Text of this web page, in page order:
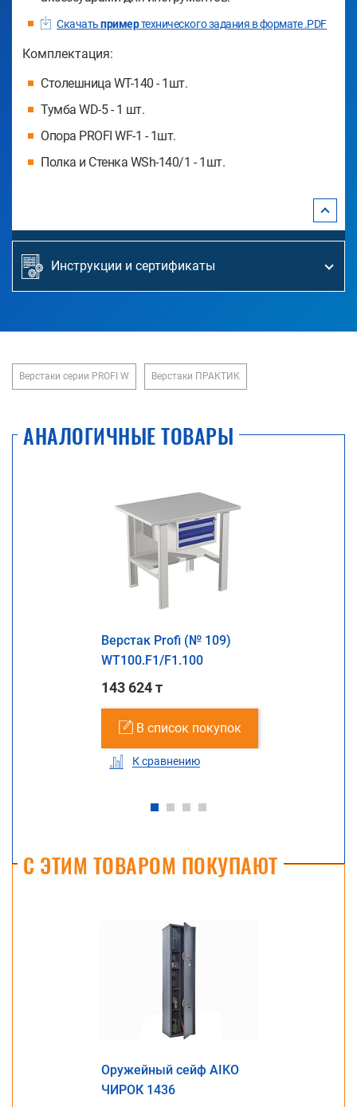
Скачатьпримертехнического задания в формате .PDF
Комплектация:
Столешница WT-140 - 1шт.
Тумба WD-5 - 1 шт.
Опора PROFI WF-1 - 1шт.
Полка и Стенка WSh-140/1 - 1шт.
Инструкции и сертификаты
Верстаки серии PROFI W Верстаки ПРАКТИК
АНАЛОГИЧНЫЕ ТОВАРЫ
Верстак Profi (№ 109)
WT100.F1/F1.100
143 624 т
В список покупок
К сравнению
С ЭТИМ ТОВАРОМ ПОКУПАЮТ
Оружейный сейф AIKO
ЧИРОК 1436